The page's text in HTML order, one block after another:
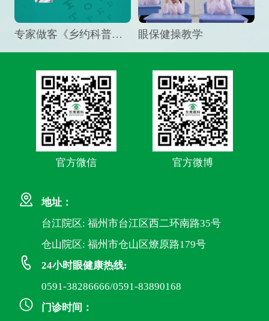
专家做客《乡约科普》栏目，预防孩子近视竟然这么“简单” 眼保健操教学
官方微信 官方微博
地址：
台江院区: 福州市台江区西二环南路35号
仓山院区: 福州市仓山区燎原路179号
24小时眼健康热线:
0591-38286666/0591-83890168
门诊时间：